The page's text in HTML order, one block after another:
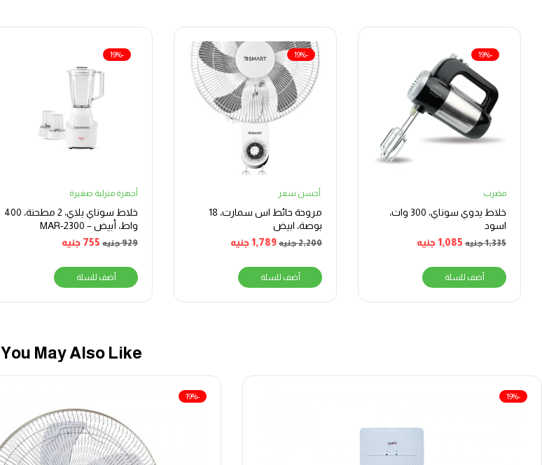
-19%
مضرب
خلاط يدوي سوناي، 300 وات،
اسود
1,335جنيه 1,085جنيه
أضف للسلة
-19%
أحسن سعر
مروحة حائط اس سمارت، 18
بوصة، ابيض
2,200جنيه 1,789جنيه
أضف للسلة
-19%
أجهزة منزلية صغيرة
خلاط سوناي بلاي، 2 مطحنة، 400
واط، أبيض – MAR-2300
929جنيه 755 جنيه
أضف للسلة
You May Also Like
-19%
-19%